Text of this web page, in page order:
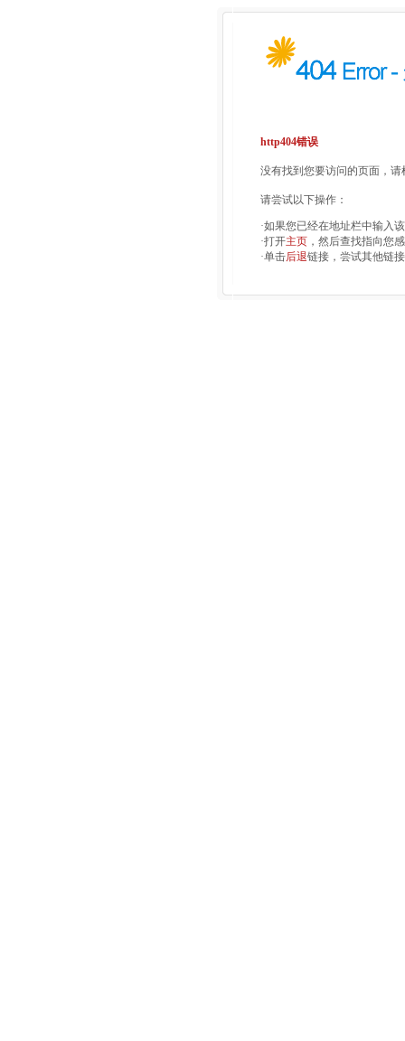
http404错误
没有找到您要访问的页面，
请尝试以下操作：
·如果您已经在地址栏中输入
·打开主页 ，然后查找指向您
·单击后退链接，尝试其他链